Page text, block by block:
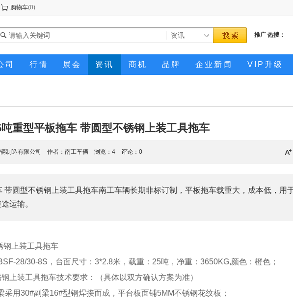
购物车(0)
推广 热搜：
司 行情 展会 资讯 商机 品牌 企业新闻 VIP升级
重型平板拖车 带圆型不锈钢上装工具拖车
制造有限公司 作者：南工车辆 浏览： 4 评论：0
带圆型不锈钢上装工具拖车南工车辆长期非标订制，平板拖车载重大，成本低，用
运输。
钢上装工具拖车
28/30-8S，台面尺寸：3*2.8米，载重：25吨，净重：3650KG,颜色：橙色；
上装工具拖车技术要求：（具体以双方确认方案为准）
采用30#副梁16#型钢焊接而成，平台板面铺5MM不锈钢花纹板；